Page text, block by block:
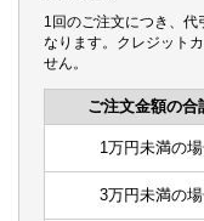
1回のご注文につき、代
なります。クレジット
せん。
ご注文金額の合
1万円未満の
3万円未満の